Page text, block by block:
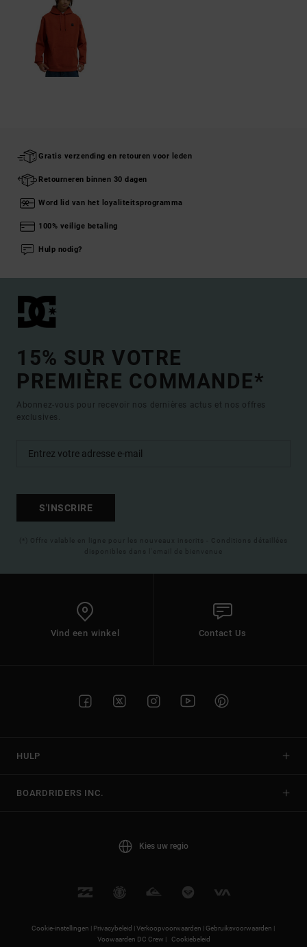
Gratis verzending en retouren voor leden
Retourneren binnen 30 dagen
Word lid van het loyaliteitsprogramma
100% veilige betaling
Hulp nodig?
15% SUR VOTRE
PREMIÈRE COMMANDE*
Abonnez-vous pour recevoir nos dernières actus et nos offres
exclusives.
S'INSCRIRE
(*) Offre valable en ligne pour les nouveaux inscrits - Conditions détaillées
disponibles dans l'email de bienvenue
Vind een winkel Contact Us
HULP
BOARDRIDERS INC.
Kies uw regio
Cookie-instellingen | Privacybeleid |Verkoopvoorwaarden |Gebruiksvoorwaarden |
Voowaarden DC Crew |
Cookiebeleid